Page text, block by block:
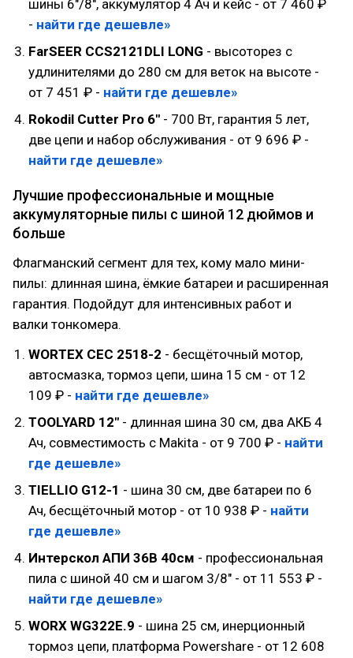
шины 6"/8", аккумулятор 4 Ач и кейс - от 7 460 ₽
- найти где дешевле»
FarSEER CCS2121DLI LONG - высоторез с
удлинителями до 280 см для веток на высоте -
от 7 451 ₽ - найти где дешевле»
Rokodil Cutter Pro 6" - 700 Вт, гарантия 5 лет,
две цепи и набор обслуживания - от 9 696 ₽ -
найти где дешевле»
Лучшие профессиональные и мощные
аккумуляторные пилы с шиной 12 дюймов и
больше
Флагманский сегмент для тех, кому мало мини-
пилы: длинная шина, ёмкие батареи и расширенная
гарантия. Подойдут для интенсивных работ и
валки тонкомера.
WORTEX CEC 2518-2 - бесщёточный мотор,
автосмазка, тормоз цепи, шина 15 см - от 12
109 ₽ - найти где дешевле»
TOOLYARD 12" - длинная шина 30 см, два АКБ 4
Ач, совместимость с Makita - от 9 700 ₽ - найти
где дешевле»
TIELLIO G12-1 - шина 30 см, две батареи по 6
Ач, бесщёточный мотор - от 10 938 ₽ - найти
где дешевле»
Интерскол АПИ 36В 40см - профессиональная
пила с шиной 40 см и шагом 3/8" - от 11 553 ₽ -
найти где дешевле»
WORX WG322E.9 - шина 25 см, инерционный
тормоз цепи, платформа Powershare - от 12 608